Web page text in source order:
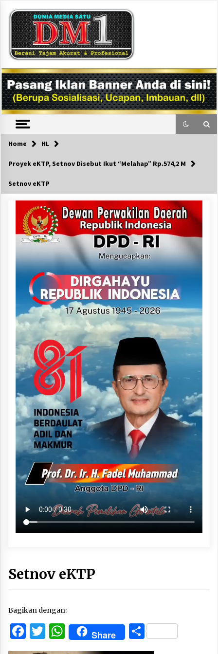
content
DM1
Home HL
Proyek eKTP, Setnov Disebut Ikut “Melahap” Rp.574,2 M
Setnov eKTP
Setnov eKTP
Bagikan dengan:
Facebook
Twitter
WhatsApp
Share Share